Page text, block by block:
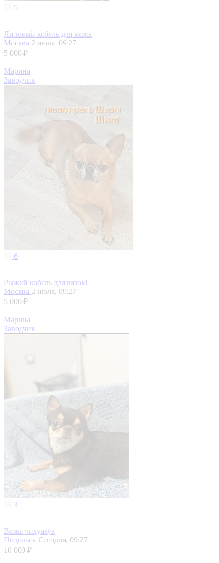
5
Лиловый кобель для вязок
Москва 2 июля, 09:27
5 000 ₽
Марина
Заводчик
6
Рыжий кобель для вязок!
Москва 2 июля, 09:27
5 000 ₽
Марина
Заводчик
3
Вязка чихуахуа
Подольск Сегодня, 09:27
10 000 ₽